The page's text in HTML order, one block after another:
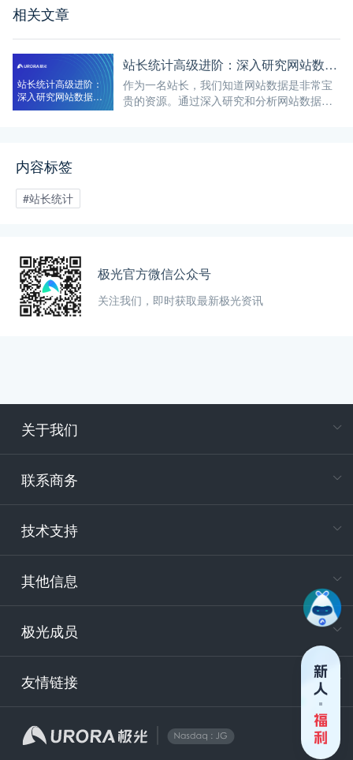
相关文章
站长统计高级进阶：
深入研究网站数据，
实现网站的持续优化
站长统计高级进阶：深入研究网站数据，实现网站的持续优化
作为一名站长，我们知道网站数据是非常宝
贵的资源。通过深入研究和分析网站数据，
内容标签
#站长统计
极光官方微信公众号
关注我们，即时获取最新极光资讯
关于我们
联系商务
技术支持
其他信息
极光成员
友情链接
电
400-
技
安
企